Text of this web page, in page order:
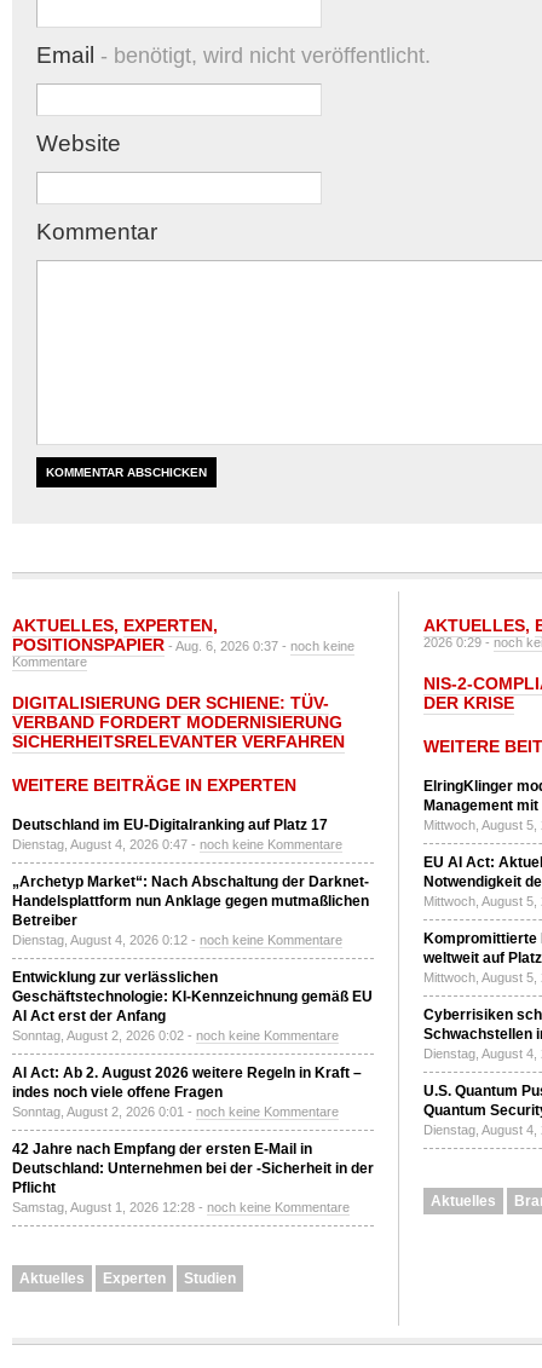
Email - benötigt, wird nicht veröffentlicht.
Website
Kommentar
AKTUELLES, EXPERTEN,
POSITIONSPAPIER - Aug. 6, 2026 0:37 - noch keine
Kommentare
DIGITALISIERUNG DER SCHIENE: TÜV-
VERBAND FORDERT MODERNISIERUNG
SICHERHEITSRELEVANTER VERFAHREN
WEITERE BEITRÄGE IN EXPERTEN
Deutschland im EU-Digitalranking auf Platz 17
Dienstag, August 4, 2026 0:47 - noch keine Kommentare
„Archetyp Market“: Nach Abschaltung der Darknet-
Handelsplattform nun Anklage gegen mutmaßlichen
Betreiber
Dienstag, August 4, 2026 0:12 - noch keine Kommentare
Entwicklung zur verlässlichen
Geschäftstechnologie: KI-Kennzeichnung gemäß EU
AI Act erst der Anfang
Sonntag, August 2, 2026 0:02 - noch keine Kommentare
AI Act: Ab 2. August 2026 weitere Regeln in Kraft –
indes noch viele offene Fragen
Sonntag, August 2, 2026 0:01 - noch keine Kommentare
42 Jahre nach Empfang der ersten E-Mail in
Deutschland: Unternehmen bei der -Sicherheit in der
Pflicht
Samstag, August 1, 2026 12:28 - noch keine Kommentare
Aktuelles Experten Studien
AKTUELLES,
2026 0:29 -noch
NIS-2-
DER KRISE
WEITERE
ElringKlinger
Management
Mittwoch, August
EU AI Act:
Notwendigkeit
Mittwoch, August
Kompromittierte
weltweit auf
Mittwoch, August
Cyberrisiken
Schwachstellen
Dienstag, August
U.S. Quantum
Quantum
Dienstag, August
Aktuelles